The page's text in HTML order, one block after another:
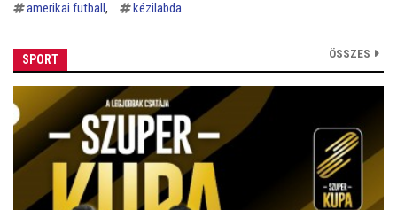
amerikai futball kézilabda
SPORT ÖSSZES